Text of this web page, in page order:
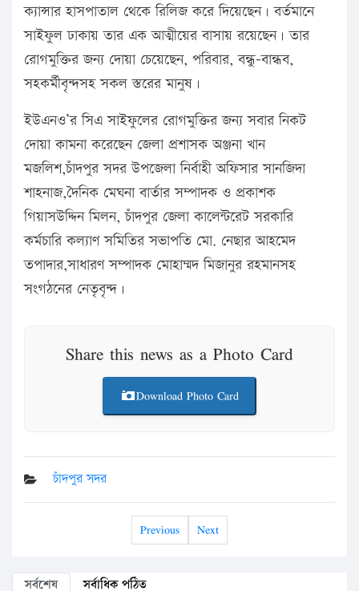
ক্যান্সার হাসপাতাল থেকে রিলিজ করে দিয়েছেন। বর্তমানে
সাইফুল ঢাকায় তার এক আত্মীয়ের বাসায় রয়েছেন। তার
রোগমুক্তির জন্য দোয়া চেয়েছেন, পরিবার, বন্ধু-বান্ধব,
সহকর্মীবৃন্দসহ সকল স্তরের মানুষ।
ইউএনও’র সিএ সাইফুলের রোগমুক্তির জন্য সবার নিকট
দোয়া কামনা করেছেন জেলা প্রশাসক অঞ্জনা খান
মজলিশ,চাঁদপুর সদর উপজেলা নির্বাহী অফিসার সানজিদা
শাহনাজ,দৈনিক মেঘনা বার্তার সম্পাদক ও প্রকাশক
গিয়াসউদ্দিন মিলন, চাঁদপুর জেলা কালেন্টরেট সরকারি
কর্মচারি কল্যাণ সমিতির সভাপতি মো. নেছার আহমেদ
তপাদার,সাধারণ সম্পাদক মোহাম্মদ মিজানুর রহমানসহ
সংগঠনের নেতৃবৃন্দ।
Share this news as a Photo Card
Download Photo Card
চাঁদপুর সদর
Previous Next
সর্বশেষ সর্বাধিক পঠিত